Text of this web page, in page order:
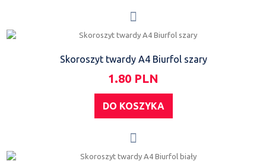
Skoroszyt twardy A4 Biurfol szary
1.80 PLN
DO KOSZYKA